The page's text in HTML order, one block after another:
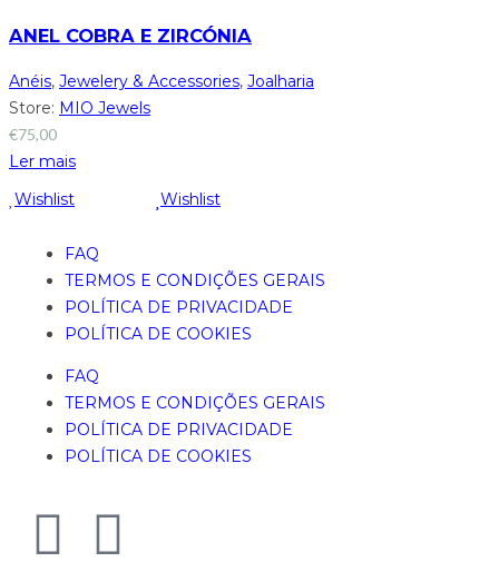
ANEL COBRA E ZIRCÓNIA
Anéis, Jewelery & Accessories, Joalharia
Store: MIO Jewels
€75,00
Ler mais
Wishlist
Wishlist
FAQ
TERMOS E CONDIÇÕES GERAIS
POLÍTICA DE PRIVACIDADE
POLÍTICA DE COOKIES
FAQ
TERMOS E CONDIÇÕES GERAIS
POLÍTICA DE PRIVACIDADE
POLÍTICA DE COOKIES